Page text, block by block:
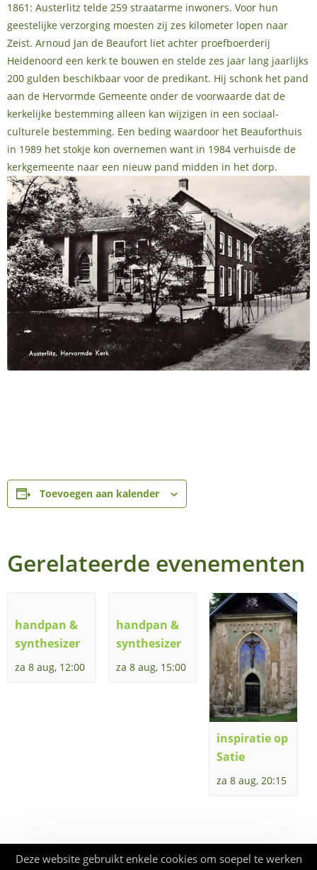
1861: Austerlitz telde 259 straatarme inwoners. Voor hun
geestelijke verzorging moesten zij zes kilometer lopen naar
Zeist. Arnoud Jan de Beaufort liet achter proefboerderij
Heidenoord een kerk te bouwen en stelde zes jaar lang jaarlijks
200 gulden beschikbaar voor de predikant. Hij schonk het pand
aan de Hervormde Gemeente onder de voorwaarde dat de
kerkelijke bestemming alleen kan wijzigen in een sociaal-
culturele bestemming. Een beding waardoor het Beauforthuis
in 1989 het stokje kon overnemen want in 1984 verhuisde de
kerkgemeente naar een nieuw pand midden in het dorp.
Toevoegen aan kalender
Gerelateerde evenementen
handpan &
synthesizer
za 8 aug, 12:00
handpan &
synthesizer
za 8 aug, 15:00
inspiratie op
Satie
za 8 aug, 20:15
Deze website gebruikt enkele cookies om soepel te werken